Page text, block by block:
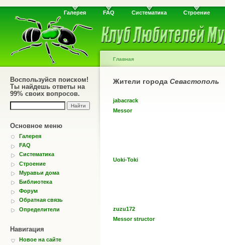
Галерея FAQ Систематика Строение
Воспользуйся поиском!
Ты найдешь ответы на
99% своих вопросов.
Основное меню
Галерея
FAQ
Систематика
Строение
Муравьи дома
Библиотека
Форум
Обратная связь
Определители
Навигация
Новое на сайте
Главная
Жители города Севастополь
jabacrack
Messor
Uoki-Toki
zuzu172
Messor structor